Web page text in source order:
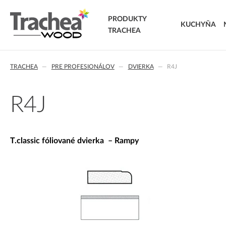
PRODUKTY
TRACHEA
KUCHYŇA
T.lacq striekané dvierka
T.masiv masívne dvierka
TRACHEA PRE PROFESIONÁLOV DVIERKA R4J
R4J
T.classic fóliované dvierka – Rampy